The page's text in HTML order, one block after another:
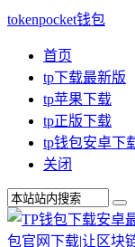
tokenpocket钱包
首页
tp下载最新版
tp苹果下载
tp正版下载
tp钱包安卓下
关闭